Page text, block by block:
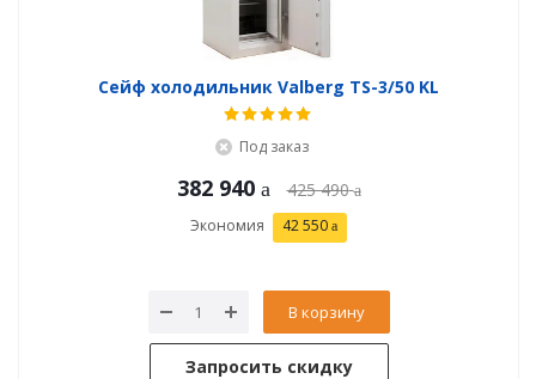
Сейф холодильник Valberg TS-3/50 KL
Под заказ
382 940 425 490
Экономия 42 550
В корзину
Запросить скидку